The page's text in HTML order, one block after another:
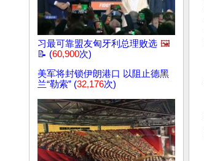
习最可靠盟友匈牙利总理败选 🖼️
📝 (60,900次)
美军将封锁伊朗港口 以阻止德黑
兰“勒索” (32,176次)